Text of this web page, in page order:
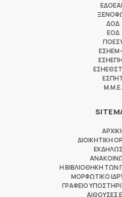
ΔΟΔ
ΕΟΔ
M.M.E.
ΔΙΟΙΚΗΤΙΚΗ
Η ΒΙΒΛΙΟΘΗΚΗ ΤΩΝ
ΜΟΡΦΩΤΙΚΟ
ΓΡΑΦΕΙΟ
ΑΙΘΟΥΣΕΣ